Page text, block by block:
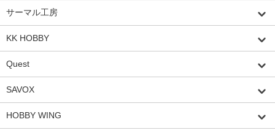
サーマル工房
KK HOBBY
Quest
SAVOX
HOBBY WING